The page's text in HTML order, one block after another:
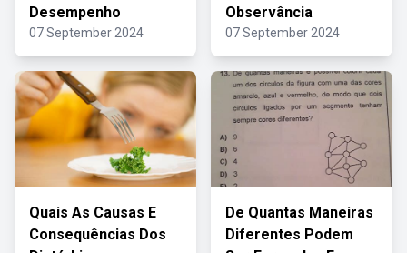
Desempenho
07 September 2024
Observância
07 September 2024
Quais As Causas E
Consequências Dos
De Quantas Maneiras
Diferentes Podem